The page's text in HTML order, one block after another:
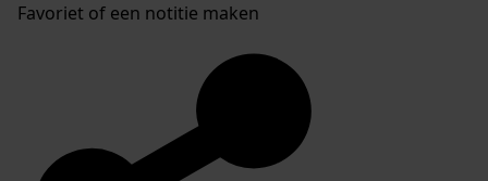
Favoriet of een notitie maken